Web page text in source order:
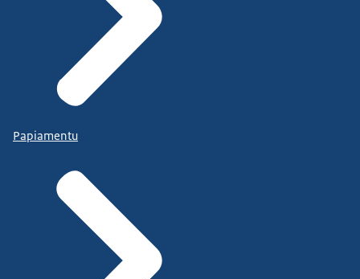
Papiamentu